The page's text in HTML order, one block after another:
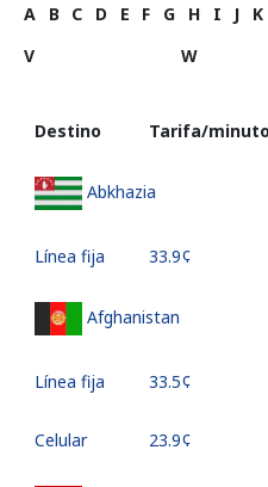
A B C D E F G H I J K
V
W
Destino Tarifa/
Abkhazia
Línea fija ⁦33.9¢⁩
Afghanistan
Línea fija ⁦33.5¢⁩
Celular ⁦23.9¢⁩